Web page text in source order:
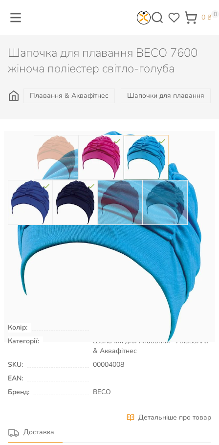
0 ₴ 0
Шапочка для плавання BECO 7600
жіноча поліестер світло-голуба
Плавання & Аквафітнес Шапочки для плавання
514
Є в наявності
Колір:
Категорії:
Шапочки для плавання
Плавання
& Аквафітнес
SKU:
00004008
EAN:
Бренд:
BECO
Детальніше про товар
Доставка